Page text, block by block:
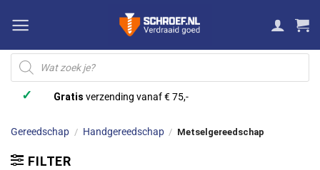
naar
inhoud
Producten
zoeken
✓ Gratis verzending vanaf € 75,-
Gereedschap / Handgereedschap / Metselgereedschap
FILTER